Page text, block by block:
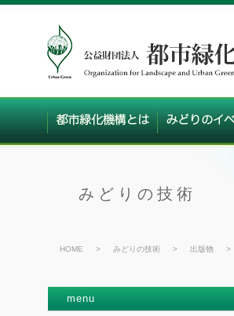
みどりの技術
HOME > みどりの技術 > 出版物 >
menu